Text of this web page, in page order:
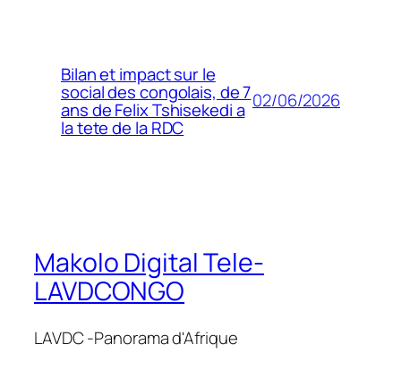
Bilan et impact sur le
social des congolais, de 7
ans de Felix Tshisekedi a
la tete de la RDC
02/06/2026
Makolo Digital Tele-
LAVDCONGO
LAVDC -Panorama d'Afrique